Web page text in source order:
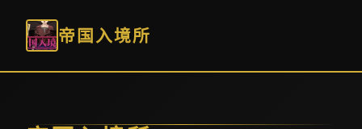
帝国入境所